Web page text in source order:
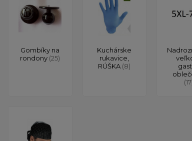
Gombíky na
rondony (25)
Kuchárske
rukavice,
RÚŠKA (8)